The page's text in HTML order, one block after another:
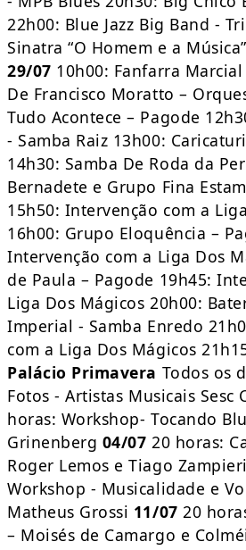
22h00: Blue Jazz Big Band -
Sinatra “O Homem e a
29/07 10h00: Fanfarra
De Francisco Moratto –
Tudo Acontece – Pagode
- Samba Raiz 13h00:
14h30: Samba De Roda da
Bernadete e Grupo Fina
15h50: Intervenção com a
16h00: Grupo Eloquência –
Intervenção com a Liga Dos
de Paula – Pagode 19h45:
Liga Dos Mágicos 20h00:
Imperial - Samba Enredo
com a Liga Dos Mágicos
Palácio Primavera Todos os
Fotos - Artistas Musicais Sesc
horas: Workshop- Tocando
Grinenberg 04/07 20 horas:
Roger Lemos e Tiago Zampieri
Workshop - Musicalidade e
Matheus Grossi 11/07 20
– Moisés de Camargo e